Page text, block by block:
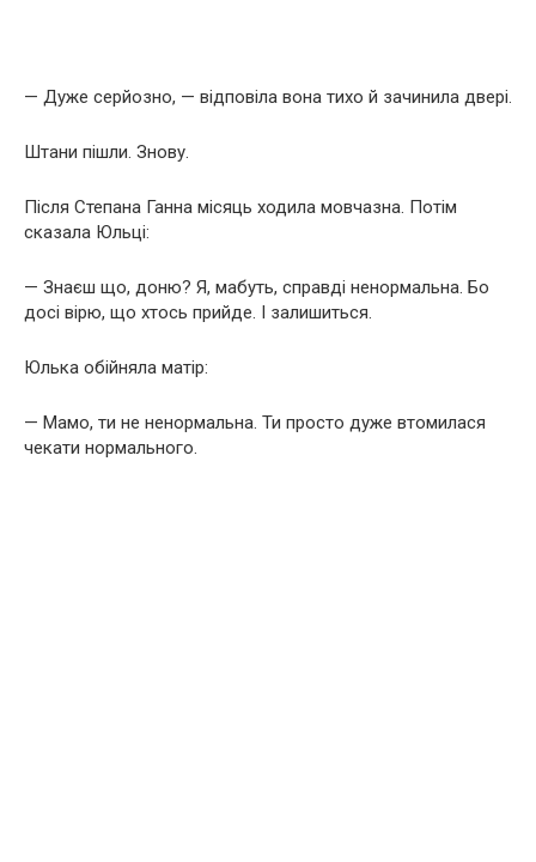
— Дуже серйозно, — відповіла вона тихо й зачинила двері.
Штани пішли. Знову.
Після Степана Ганна місяць ходила мовчазна. Потім
сказала Юльці:
— Знаєш що, доню? Я, мабуть, справді ненормальна. Бо
досі вірю, що хтось прийде. І залишиться.
Юлька обійняла матір:
— Мамо, ти не ненормальна. Ти просто дуже втомилася
чекати нормального.